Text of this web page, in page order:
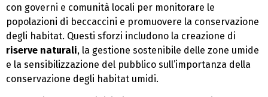
con governi e comunità locali per monitorare le
popolazioni di beccaccini e promuovere la conservazione
degli habitat. Questi sforzi includono la creazione di
riserve naturali, la gestione sostenibile delle zone umide
e la sensibilizzazione del pubblico sull’importanza della
conservazione degli habitat umidi.